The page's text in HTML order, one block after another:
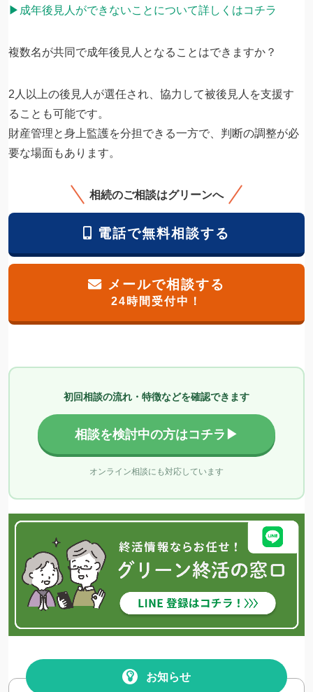
▶成年後見人ができないことについて詳しくはコチラ
複数名が共同で成年後見人となることはできますか？
2人以上の後見人が選任され、協力して被後見人を支援す
ることも可能です。
財産管理と身上監護を分担できる一方で、判断の調整が必
要な場面もあります。
相続のご相談はグリーンへ
電話で無料相談する
メールで相談する
24時間受付中！
初回相談の流れ・特徴などを確認できます
相談を検討中の方はコチラ▶
オンライン相談にも対応しています
お知らせ